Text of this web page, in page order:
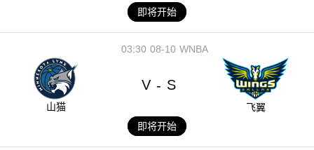
即将开始
08-10
03:30 WNBA
山猫
V - S
飞翼
即将开始